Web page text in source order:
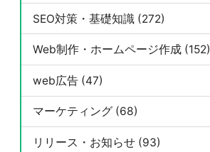
SEO対策・基礎知識 (272)
Web制作・ホームページ作成 (152)
web広告 (47)
マーケティング (68)
リリース・お知らせ (93)